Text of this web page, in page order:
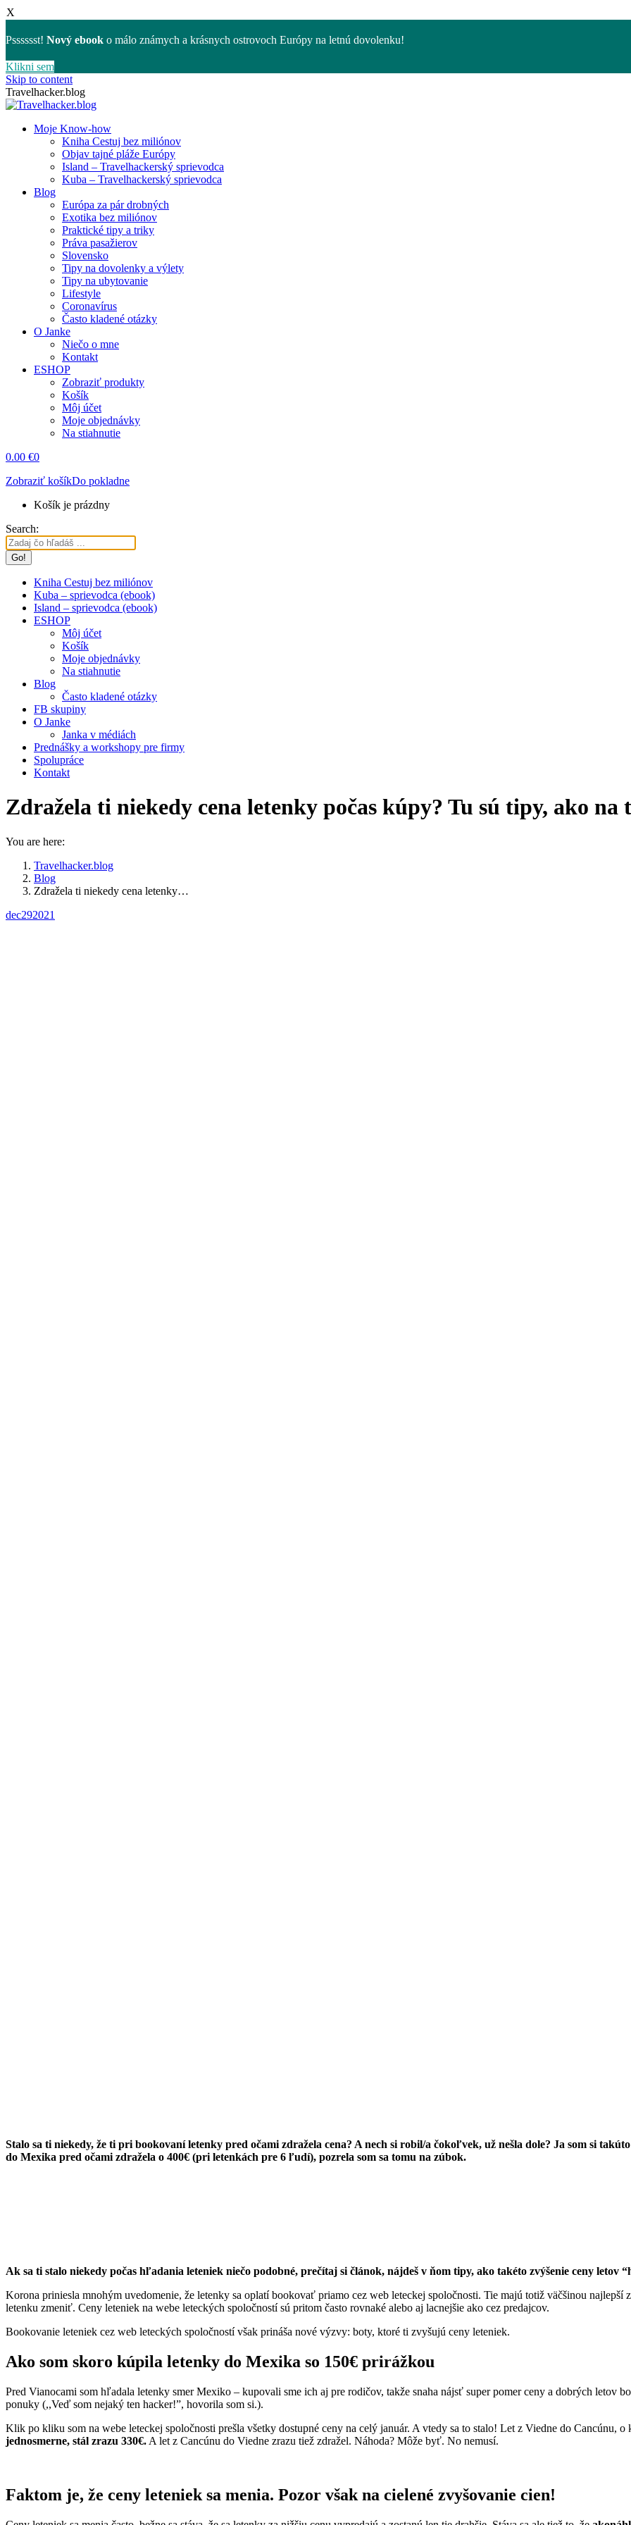
X
Psssssst! Nový ebook o málo známych a krásnych ostrovoch Európy na letnú dovolenku!
Klikni sem
Skip to content
Travelhacker.blog
Moje Know-how
Kniha Cestuj bez miliónov
Objav tajné pláže Európy
Island – Travelhackerský sprievodca
Kuba – Travelhackerský sprievodca
Blog
Európa za pár drobných
Exotika bez miliónov
Praktické tipy a triky
Práva pasažierov
Slovensko
Tipy na dovolenky a výlety
Tipy na ubytovanie
Lifestyle
Coronavírus
Často kladené otázky
O Janke
Niečo o mne
Kontakt
ESHOP
Zobraziť produkty
Košík
Môj účet
Moje objednávky
Na stiahnutie
0.00 €0
Zobraziť košíkDo pokladne
Košík je prázdny
Search:
Kniha Cestuj bez miliónov
Kuba – sprievodca (ebook)
Island – sprievodca (ebook)
ESHOP
Môj účet
Košík
Moje objednávky
Na stiahnutie
Blog
Často kladené otázky
FB skupiny
O Janke
Janka v médiách
Prednášky a workshopy pre firmy
Spolupráce
Kontakt
Zdražela ti niekedy cena letenky počas kúpy? Tu sú tipy, ako na
You are here:
Travelhacker.blog
Blog
Zdražela ti niekedy cena letenky…
dec292021
Stalo sa ti niekedy, že ti pri bookovaní letenky pred očami zdražela cena? A nech si robil/a čokoľvek, už nešla dole? Ja som si
do Mexika pred očami zdražela o 400€ (pri letenkách pre 6 ľudí), pozrela som sa tomu na zúbok.
Ak sa ti stalo niekedy počas hľadania leteniek niečo podobné, prečítaj si článok, nájdeš v ňom tipy, ako takéto zvýšenie ceny letov
Korona priniesla mnohým uvedomenie, že letenky sa oplatí bookovať priamo cez web leteckej spoločnosti. Tie majú totiž väčšinou najlepší
letenku zmeniť. Ceny leteniek na webe leteckých spoločností sú pritom často rovnaké alebo aj lacnejšie ako cez predajcov.
Bookovanie leteniek cez web leteckých spoločností však prináša nové výzvy: boty, ktoré ti zvyšujú ceny leteniek.
Ako som skoro kúpila letenky do Mexika so 150€ prirážkou
Pred Vianocami som hľadala letenky smer Mexiko – kupovali sme ich aj pre rodičov, takže snaha nájsť super pomer ceny a dobrých letov
ponuky (,,Veď som nejaký ten hacker!”, hovorila som si.).
Klik po kliku som na webe leteckej spoločnosti prešla všetky dostupné ceny na celý január. A vtedy sa to stalo! Let z Viedne do Cancúnu,
jednosmerne, stál zrazu 330€. A let z Cancúnu do Viedne zrazu tiež zdražel. Náhoda? Môže byť. No nemusí.
Faktom je, že ceny leteniek sa menia. Pozor však na cielené zvyšovanie cien!